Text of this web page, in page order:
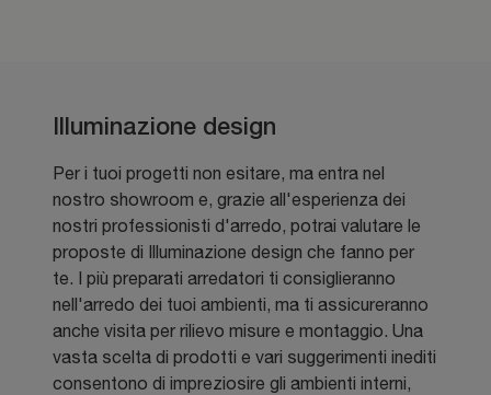
Illuminazione design
Per i tuoi progetti non esitare, ma entra nel
nostro showroom e, grazie all'esperienza dei
nostri professionisti d'arredo, potrai valutare le
proposte di Illuminazione design che fanno per
te. I più preparati arredatori ti consiglieranno
nell'arredo dei tuoi ambienti, ma ti assicureranno
anche visita per rilievo misure e montaggio. Una
vasta scelta di prodotti e vari suggerimenti inediti
consentono di impreziosire gli ambienti interni,